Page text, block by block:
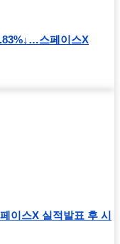
스페이스X
이스X 실적발표 후 시